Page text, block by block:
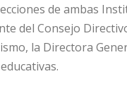
de ambas
del Consejo
la Directora